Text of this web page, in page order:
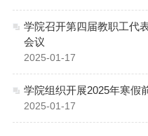
学院召开第四届教职工代
会议
2025-01-17
学院组织开展2025年寒假
2025-01-17